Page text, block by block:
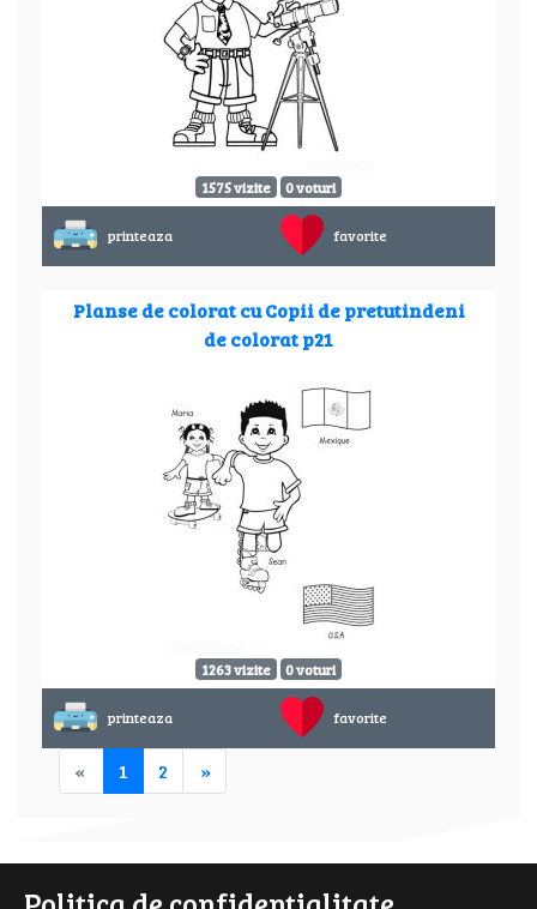
1575 vizite 0 voturi
printeaza favorite
Planse de colorat cu Copii de pretutindeni
de colorat p21
1263 vizite 0 voturi
printeaza favorite
« 1 2 »